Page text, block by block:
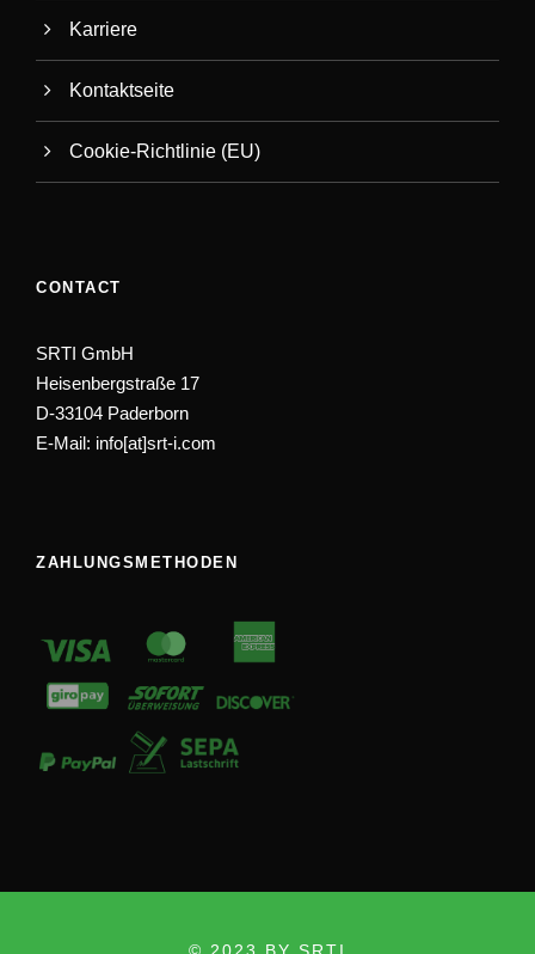
Karriere
Kontaktseite
Cookie-Richtlinie (EU)
CONTACT
SRTI GmbH
Heisenbergstraße 17
D-33104 Paderborn
E-Mail: info[at]srt-i.com
ZAHLUNGSMETHODEN